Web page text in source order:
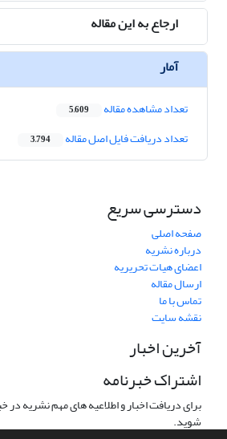
ارجاع به این مقاله
آمار
تعداد مشاهده مقاله 5,609
تعداد دریافت فایل اصل مقاله 3,794
دسترسی سریع
صفحه اصلی
درباره نشریه
اعضای هیات تحریریه
ارسال مقاله
تماس با ما
نقشه سایت
آخرین اخبار
اشتراک خبرنامه
برای دریافت اخبار و اطلاعیه های مهم نشریه
شوید.